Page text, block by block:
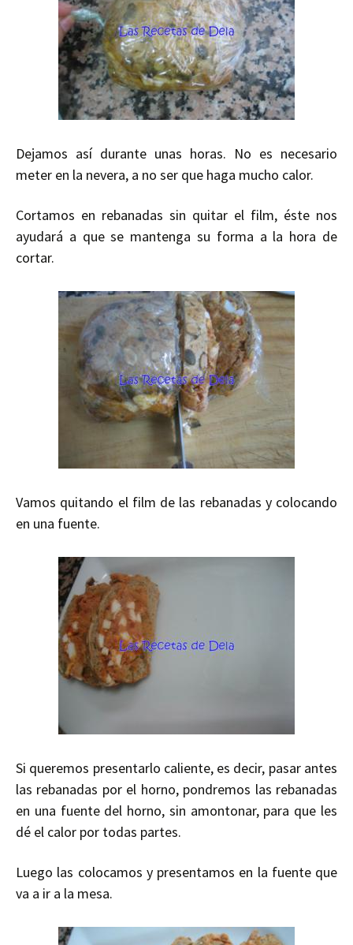
Dejamos así durante unas horas. No es necesario
meter en la nevera, a no ser que haga mucho calor.
Cortamos en rebanadas sin quitar el film, éste nos
ayudará a que se mantenga su forma a la hora de
cortar.
Vamos quitando el film de las rebanadas y colocando
en una fuente.
Si queremos presentarlo caliente, es decir, pasarantes
las rebanadas por el horno, pondremos las rebanadas
en una fuente del horno, sin amontonar, para que les
dé el calor por todas partes.
Luego las colocamos y presentamos en la fuente que
va a ir a la mesa.